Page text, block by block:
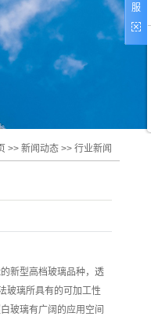
在
>> 新闻动态 >> 行业新闻
新型高档玻璃品种，透
玻璃所具有的可加工性
玻璃有广阔的应用空间
服